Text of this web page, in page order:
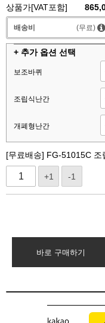
상품가[VAT포함]
배송비 (무료)
+ 추가 옵션 선택
보조바퀴
조립식난간
개폐형난간
[무료배송] FG-51015C 조
+1 -1
바로 구매하기